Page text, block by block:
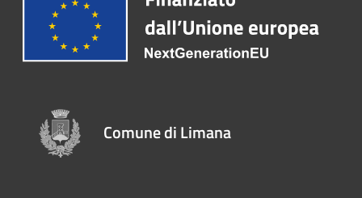
Comune di Limana